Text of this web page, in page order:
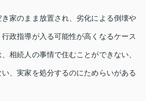
家のまま放置され、劣化による倒壊や
政指導が入る可能性が高くなるケース
相続人の事情で住むことができない、
、実家を処分するのにためらいがある